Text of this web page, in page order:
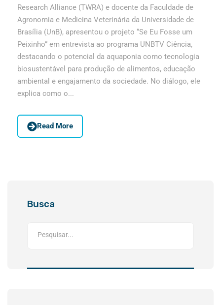
Research Alliance (TWRA) e docente da Faculdade de
Agronomia e Medicina Veterinária da Universidade de
Brasília (UnB), apresentou o projeto “Se Eu Fosse um
Peixinho” em entrevista ao programa UNBTV Ciência,
destacando o potencial da aquaponia como tecnologia
biosustentável para produção de alimentos, educação
ambiental e engajamento da sociedade. No diálogo, ele
explica como o...
Read More
Busca